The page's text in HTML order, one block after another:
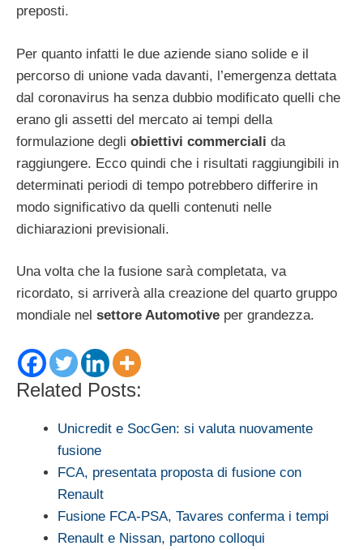
preposti.
Per quanto infatti le due aziende siano solide e il
percorso di unione vada davanti, l’emergenza dettata
dal coronavirus ha senza dubbio modificato quelli che
erano gli assetti del mercato ai tempi della
formulazione degli obiettivi commerciali da
raggiungere. Ecco quindi che i risultati raggiungibili in
determinati periodi di tempo potrebbero differire in
modo significativo da quelli contenuti nelle
dichiarazioni previsionali.
Una volta che la fusione sarà completata, va
ricordato, si arriverà alla creazione del quarto gruppo
mondiale nel settore Automotive per grandezza.
Related Posts:
Unicredit e SocGen: si valuta nuovamente
fusione
FCA, presentata proposta di fusione con
Renault
Fusione FCA-PSA, Tavares conferma i tempi
Renault e Nissan, partono colloqui